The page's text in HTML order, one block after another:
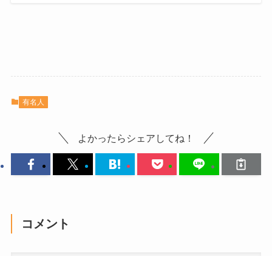
有名人
よかったらシェアしてね！
コメント